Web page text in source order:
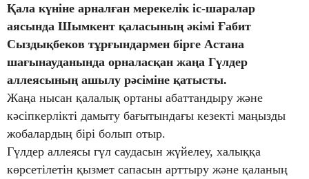
Қала күніне арналған мерекелік іс-шаралар
аясында Шымкент қаласының әкімі Ғабит
Сыздықбеков тұрғындармен бірге Астана
шағынауданында орналасқан жаңа Гүлдер
аллеясының ашылу рәсіміне қатысты.
Жаңа нысан қалалық ортаны абаттандыру және
кәсіпкерлікті дамыту бағытындағы кезекті маңызды
жобалардың бірі болып отыр.
Гүлдер аллеясы гүл саудасын жүйелеу, халыққа
көрсетілетін қызмет сапасын арттыру және қаланың